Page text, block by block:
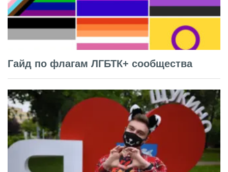
Гайд по флагам ЛГБТК+ сообщества